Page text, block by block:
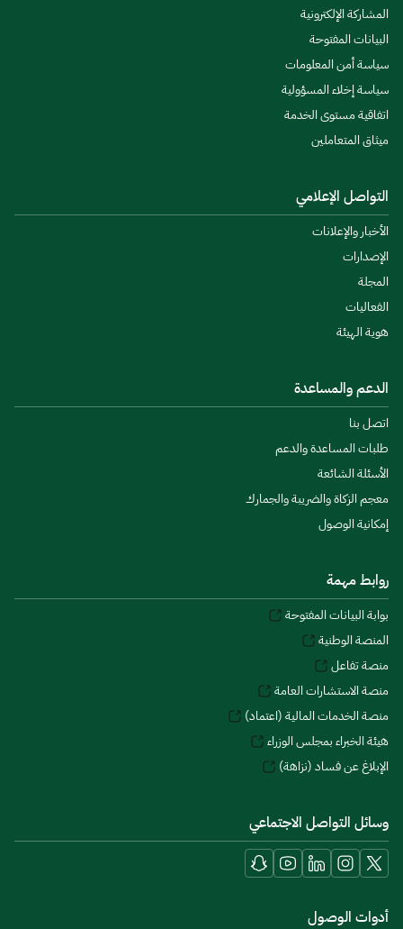
المشاركة الإلكترونية
البيانات المفتوحة
سياسة أمن المعلومات
سياسة إخلاء المسؤولية
اتفاقية مستوى الخدمة
ميثاق المتعاملين
التواصل الإعلامي
الأخبار والإعلانات
الإصدارات
المجلة
الفعاليات
هوية الهيئة
الدعم والمساعدة
اتصل بنا
طلبات المساعدة والدعم
الأسئلة الشائعة
معجم الزكاة والضريبة والجمارك
إمكانية الوصول
روابط مهمة
بوابة البيانات المفتوحة
المنصة الوطنية
منصة تفاعل
منصة الاستشارات العامة
منصة الخدمات المالية (اعتماد)
هيئة الخبراء بمجلس الوزراء
الإبلاغ عن فساد (نزاهة)
وسائل التواصل الاجتماعي
أدوات الوصول